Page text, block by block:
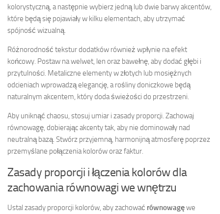
kolorystyczną, a następnie wybierz jedną lub dwie barwy akcentów,
które będą się pojawiały w kilku elementach, aby utrzymać
spójność wizualną.
Różnorodność tekstur dodatków również wpłynie na efekt
końcowy. Postaw na welwet, len oraz bawełnę, aby dodać głębi i
przytulności. Metaliczne elementy w złotych lub mosiężnych
odcieniach wprowadzą elegancję, a rośliny doniczkowe będą
naturalnym akcentem, który doda świeżości do przestrzeni.
Aby uniknąć chaosu, stosuj umiar i zasady proporcji. Zachowaj
równowagę, dobierając akcenty tak, aby nie dominowały nad
neutralną bazą. Stwórz przyjemną, harmonijną atmosferę poprzez
przemyślane połączenia kolorów oraz faktur.
Zasady proporcji i łączenia kolorów dla
zachowania równowagi we wnętrzu
Ustal zasady proporcji kolorów, aby zachować równowagęwe